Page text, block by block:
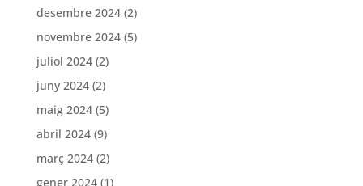
desembre 2024(2)
novembre 2024(5)
juliol 2024(2)
juny 2024(2)
maig 2024(5)
abril 2024(9)
març 2024(2)
gener 2024(1)